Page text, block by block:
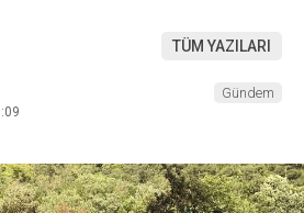
TÜM YAZILARI
Gündem